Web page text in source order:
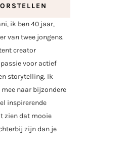
ik ben 40 jaar,
van twee jongens.
creator
voor actief
storytelling. Ik
naar bijzondere
inspirerende
zien dat mooie
zijn dan je